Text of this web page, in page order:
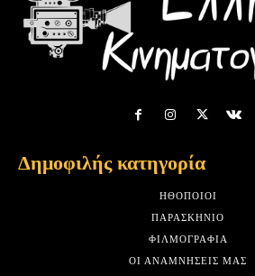
Δημοφιλής κατηγορία
HΘΟΠΟΙΟΊ
ΠΑΡΑΣΚΉΝΙΟ
ΦΙΛΜΟΓΡΑΦΊΑ
ΟΙ ΑΝΑΜΝΉΣΕΙΣ ΜΑΣ